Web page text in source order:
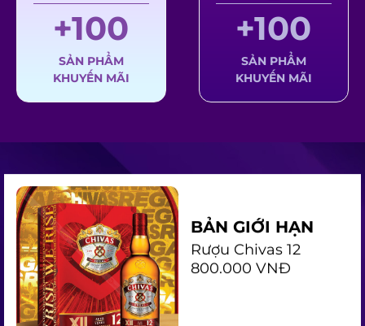
+100
SẢN PHẨM
KHUYẾN MÃI
+100
SẢN PHẨM
KHUYẾN MÃI
Rượu Chivas 12
800.000 VNĐ